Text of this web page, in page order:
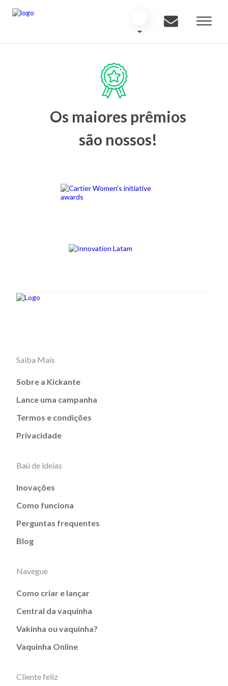
Os maiores prêmios
são nossos!
Saiba Mais
Sobre a Kickante
Lance uma campanha
Termos e condições
Privacidade
Baú de ideias
Inovações
Como funciona
Perguntas frequentes
Blog
Navegue
Como criar e lançar
Central da vaquinha
Vakinha ou vaquinha?
Vaquinha Online
Cliente feliz